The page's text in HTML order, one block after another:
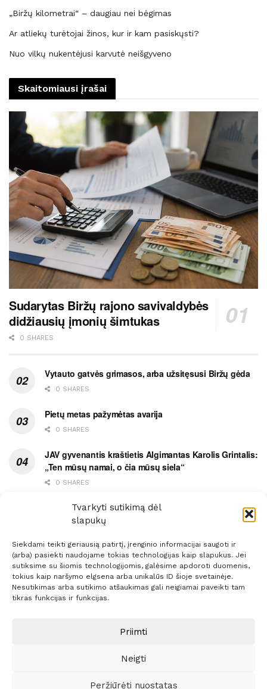
Tvarkyti sutikimą dėl
slapukų
Siekdami teikti geriausią patirtį, įrenginio informacijai saugoti ir
(arba) pasiekti naudojame tokias technologijas kaip slapukus. Jei
sutiksime su šiomis technologijomis, galėsime apdoroti duomenis,
tokius kaip naršymo elgsena arba unikalūs ID šioje svetainėje.
Nesutikimas arba sutikimo atšaukimas gali neigiamai paveikti tam
tikras funkcijas ir funkcijas.
Priimti
Neigti
Peržiūrėti nuostatas
„Biržų kilometrai“ – daugiau nei bėgimas
Ar atliekų turėtojai žinos, kur ir kam pasiskųsti?
Nuo vilkų nukentėjusi karvutė neišgyveno
Skaitomiausi įrašai
Sudarytas Biržų rajono savivaldybės
didžiausių įmonių šimtukas
0 SHARES
Vytauto gatvės grimasos, arba užsitęsusi Biržų gėda
0 SHARES
Pietų metas pažymėtas avarija
0 SHARES
JAV gyvenantis kraštietis Algimantas Karolis Grintalis:
„Ten mūsų namai, o čia mūsų siela“
0 SHARES
Ypatingas dviejų medikių likimo ryšys
0 SHARES
Prenumerata Reklama
Sprendimas:ITBrolis